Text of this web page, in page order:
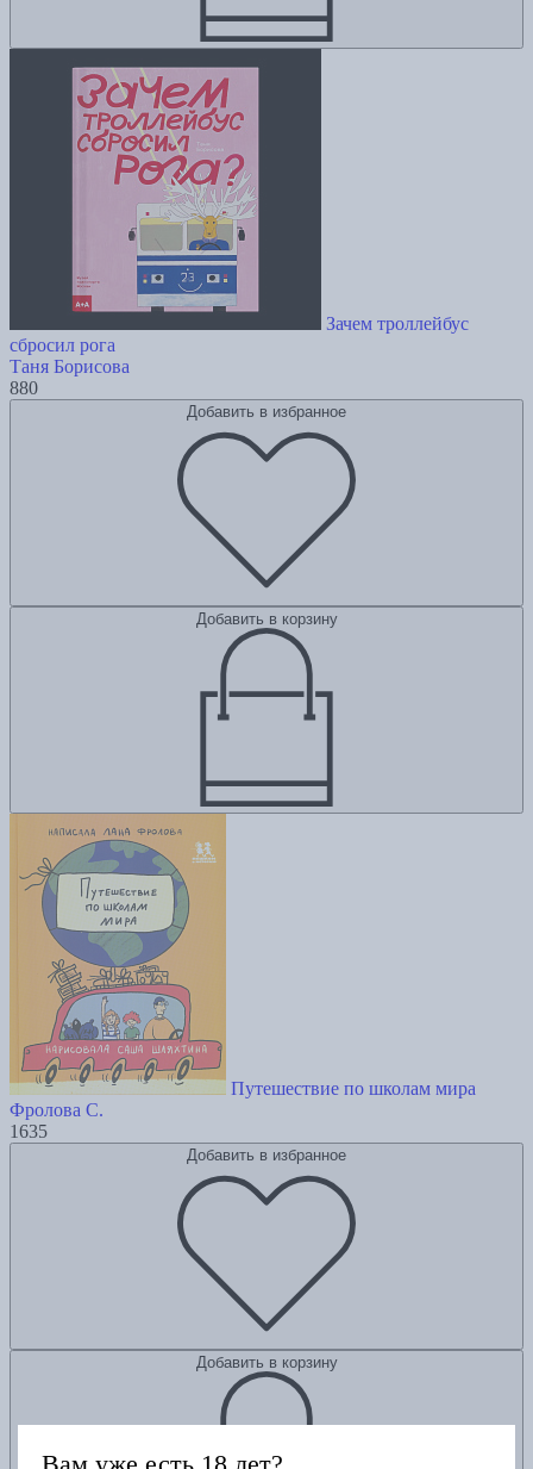
Зачем троллейбус
сбросил рога
Таня Борисова
880
Добавить в избранное
Добавить в корзину
Путешествие по школам мира
Фролова С.
1635
Добавить в избранное
Добавить в корзину
Вам уже есть 18 лет?